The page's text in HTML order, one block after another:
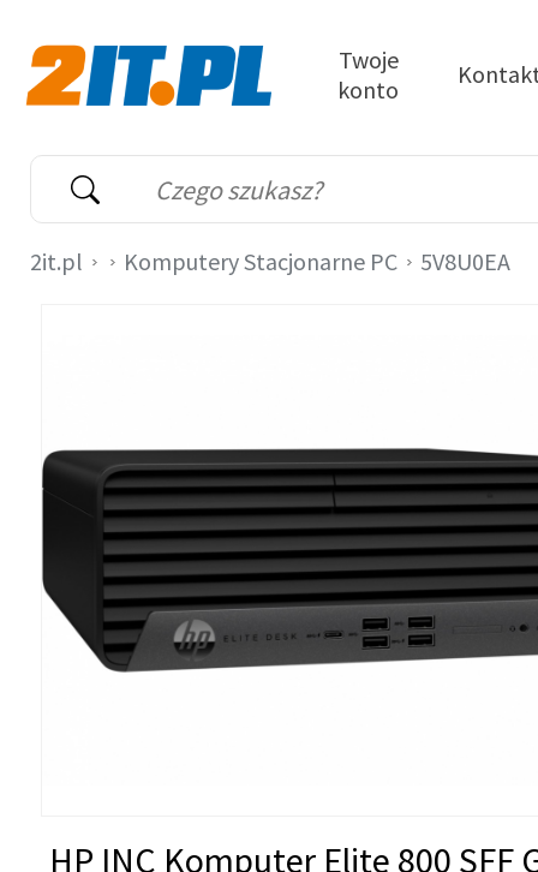
Wyszukiwarka
Słowo kluczowe
Twoje
konto
2it.pl Komputery Stacjonarne PC 5V8U0EA
HP INC Komputer Elite 800 SFF